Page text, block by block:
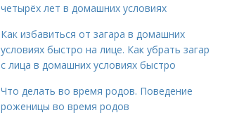
четырёх лет в домашних условиях
Как избавиться от загара в домашних
условиях быстро на лице. Как убрать загар
с лица в домашних условиях быстро
Что делать во время родов. Поведение
роженицы во время родов